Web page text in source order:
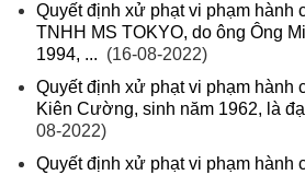
Quyết định xử phạt vi phạm hành
TNHH MS TOKYO, do ông Ông
1994, ... (16-08-2022)
Quyết định xử phạt vi phạm hành
Kiên Cường, sinh năm 1962, là
08-2022)
Quyết định xử phạt vi phạm hành